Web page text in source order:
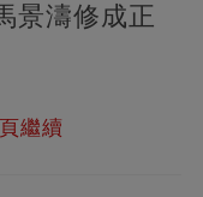
景濤修成正
繼續